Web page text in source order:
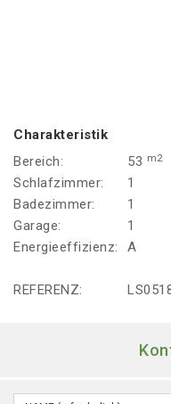
Charakteristik
Bereich:
53 m2
Schlafzimmer:
1
Badezimmer:
1
Garage:
1
Energieeffizienz:
A
REFERENZ: